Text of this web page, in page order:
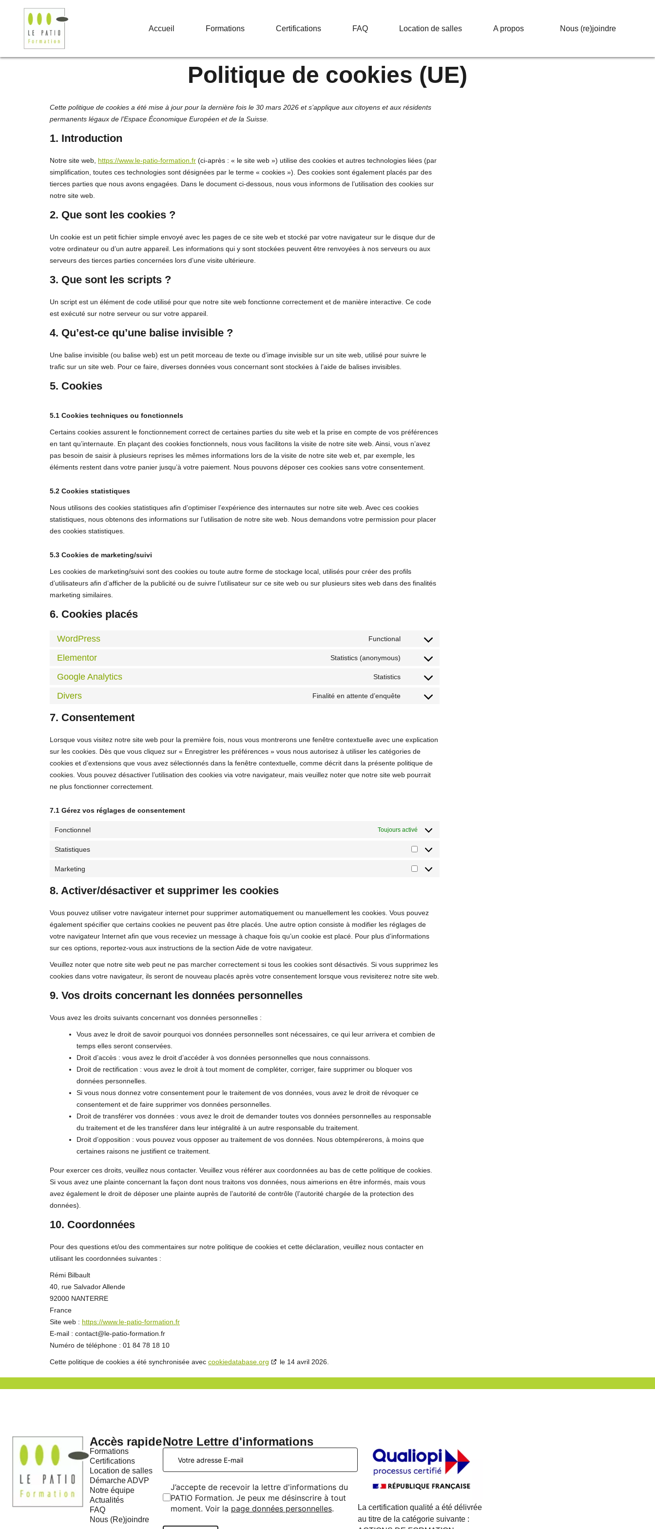
principal
Accueil Formations Certifications FAQ Location de salles A propos Nous (re)joindre
Politique de cookies (UE)
Cette politique de cookies a été mise à jour pour la dernière fois le 30 mars 2026 et s’applique aux citoyens et aux résidents
permanents légaux de l’Espace Économique Européen et de la Suisse.
1. Introduction
Notre site web, https://www.le-patio-formation.fr (ci-après : « le site web ») utilise des cookies et autres technologies liées (par
simplification, toutes ces technologies sont désignées par le terme « cookies »). Des cookies sont également placés par des
tierces parties que nous avons engagées. Dans le document ci-dessous, nous vous informons de l’utilisation des cookies sur
notre site web.
2. Que sont les cookies ?
Un cookie est un petit fichier simple envoyé avec les pages de ce site web et stocké par votre navigateur sur le disque dur de
votre ordinateur ou d’un autre appareil. Les informations qui y sont stockées peuvent être renvoyées à nos serveurs ou aux
serveurs des tierces parties concernées lors d’une visite ultérieure.
3. Que sont les scripts ?
Un script est un élément de code utilisé pour que notre site web fonctionne correctement et de manière interactive. Ce code
est exécuté sur notre serveur ou sur votre appareil.
4. Qu’est-ce qu’une balise invisible ?
Une balise invisible (ou balise web) est un petit morceau de texte ou d’image invisible sur un site web, utilisé pour suivre le
trafic sur un site web. Pour ce faire, diverses données vous concernant sont stockées à l’aide de balises invisibles.
5. Cookies
5.1 Cookies techniques ou fonctionnels
Certains cookies assurent le fonctionnement correct de certaines parties du site web et la prise en compte de vos préférences
en tant qu’internaute. En plaçant des cookies fonctionnels, nous vous facilitons la visite de notre site web. Ainsi, vous n’avez
pas besoin de saisir à plusieurs reprises les mêmes informations lors de la visite de notre site web et, par exemple, les
éléments restent dans votre panier jusqu’à votre paiement. Nous pouvons déposer ces cookies sans votre consentement.
5.2 Cookies statistiques
Nous utilisons des cookies statistiques afin d’optimiser l’expérience des internautes sur notre site web. Avec ces cookies
statistiques, nous obtenons des informations sur l’utilisation de notre site web. Nous demandons votre permission pour placer
des cookies statistiques.
5.3 Cookies de marketing/suivi
Les cookies de marketing/suivi sont des cookies ou toute autre forme de stockage local, utilisés pour créer des profils
d’utilisateurs afin d’afficher de la publicité ou de suivre l’utilisateur sur ce site web ou sur plusieurs sites web dans des finalités
marketing similaires.
6. Cookies placés
WordPress Functional
Elementor Statistics (anonymous)
Google Analytics Statistics
Divers Finalité en attente d’enquête
7. Consentement
Lorsque vous visitez notre site web pour la première fois, nous vous montrerons une fenêtre contextuelle avec une explication
sur les cookies. Dès que vous cliquez sur « Enregistrer les préférences » vous nous autorisez à utiliser les catégories de
cookies et d’extensions que vous avez sélectionnés dans la fenêtre contextuelle, comme décrit dans la présente politique de
cookies. Vous pouvez désactiver l’utilisation des cookies via votre navigateur, mais veuillez noter que notre site web pourrait
ne plus fonctionner correctement.
7.1 Gérez vos réglages de consentement
Fonctionnel Toujours activé
Statistiques
Marketing
8. Activer/désactiver et supprimer les cookies
Vous pouvez utiliser votre navigateur internet pour supprimer automatiquement ou manuellement les cookies. Vous pouvez
également spécifier que certains cookies ne peuvent pas être placés. Une autre option consiste à modifier les réglages de
votre navigateur Internet afin que vous receviez un message à chaque fois qu’un cookie est placé. Pour plus d’informations
sur ces options, reportez-vous aux instructions de la section Aide de votre navigateur.
Veuillez noter que notre site web peut ne pas marcher correctement si tous les cookies sont désactivés. Si vous supprimez les
cookies dans votre navigateur, ils seront de nouveau placés après votre consentement lorsque vous revisiterez notre site web.
9. Vos droits concernant les données personnelles
Vous avez les droits suivants concernant vos données personnelles :
Vous avez le droit de savoir pourquoi vos données personnelles sont nécessaires, ce qui leur arrivera et combien de
temps elles seront conservées.
Droit d’accès : vous avez le droit d’accéder à vos données personnelles que nous connaissons.
Droit de rectification : vous avez le droit à tout moment de compléter, corriger, faire supprimer ou bloquer vos
données personnelles.
Si vous nous donnez votre consentement pour le traitement de vos données, vous avez le droit de révoquer ce
consentement et de faire supprimer vos données personnelles.
Droit de transférer vos données : vous avez le droit de demander toutes vos données personnelles au responsable
du traitement et de les transférer dans leur intégralité à un autre responsable du traitement.
Droit d’opposition : vous pouvez vous opposer au traitement de vos données. Nous obtempérerons, à moins que
certaines raisons ne justifient ce traitement.
Pour exercer ces droits, veuillez nous contacter. Veuillez vous référer aux coordonnées au bas de cette politique de cookies.
Si vous avez une plainte concernant la façon dont nous traitons vos données, nous aimerions en être informés, mais vous
avez également le droit de déposer une plainte auprès de l’autorité de contrôle (l’autorité chargée de la protection des
données).
10. Coordonnées
Pour des questions et/ou des commentaires sur notre politique de cookies et cette déclaration, veuillez nous contacter en
utilisant les coordonnées suivantes :
Rémi Bilbault
40, rue Salvador Allende
92000 NANTERRE
France
Site web : https://www.le-patio-formation.fr
E-mail : contact@le-patio-formation.fr
Numéro de téléphone : 01 84 78 18 10
Cette politique de cookies a été synchronisée avec cookiedatabase.org le 14 avril 2026.
Accès rapide
Formations
Certifications
Location de salles
Démarche ADVP
Notre équipe
Actualités
FAQ
Nous (Re)joindre
Notre Lettre d'informations
J’accepte de recevoir la lettre d'informations du
PATIO Formation. Je peux me désinscrire à tout
moment. Voir la page données personnelles.
La certification qualité a été délivrée
au titre de la catégorie suivante :